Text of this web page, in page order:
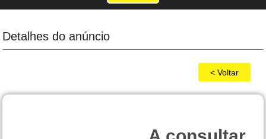
Detalhes do anúncio